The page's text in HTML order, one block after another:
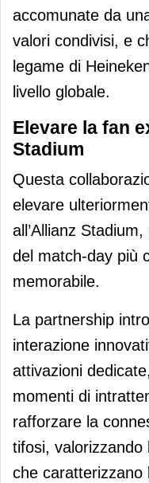
accomunate da
valori condivisi, e
legame di
livello globale.
Elevare la fan
Stadium
Questa
elevare
all’Allianz
del match‑day più
memorabile.
La partnership
interazione
attivazioni
momenti di
rafforzare la
tifosi, valorizzando
che caratterizzano